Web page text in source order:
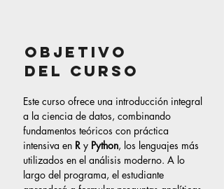
objetivo
del curso
Este curso ofrece una introducción integral
a la ciencia de datos, combinando
fundamentos teóricos con práctica
intensiva en R y Python, los lenguajes más
utilizados en el análisis moderno. A lo
largo del programa, el estudiante